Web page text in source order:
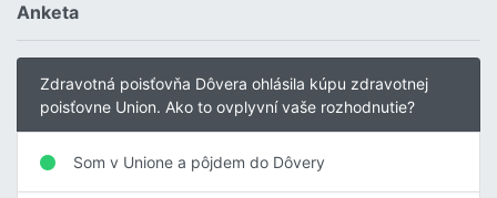
Anketa
Zdravotná poisťovňa Dôvera ohlásila kúpu zdravotnej
poisťovne Union. Ako to ovplyvní vaše rozhodnutie?
Som v Unione a pôjdem do Dôvery